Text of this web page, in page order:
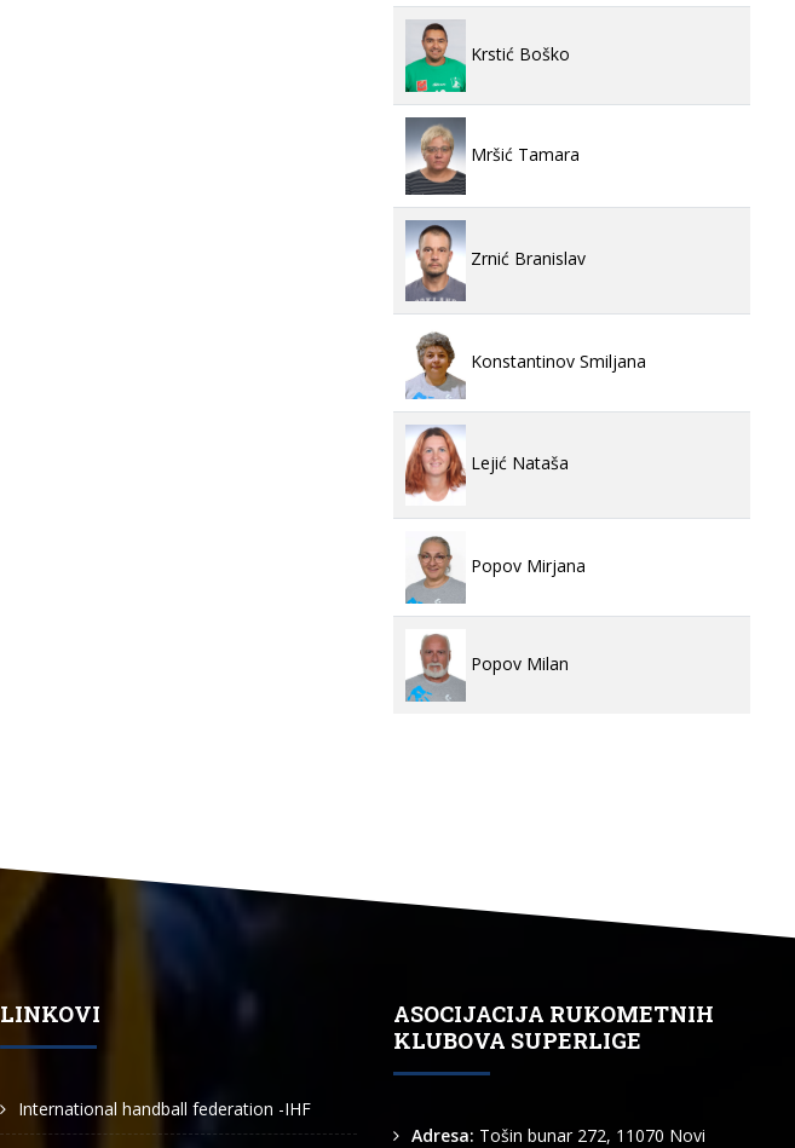
Krstić Boško
Mršić Tamara
Zrnić Branislav
Konstantinov Smiljana
Lejić Nataša
Popov Mirjana
Popov Milan
LINKOVI
International handball federation -IHF
ASOCIJACIJA RUKOMETNIH
KLUBOVA SUPERLIGE
Adresa: Tošin bunar 272, 11070 Novi